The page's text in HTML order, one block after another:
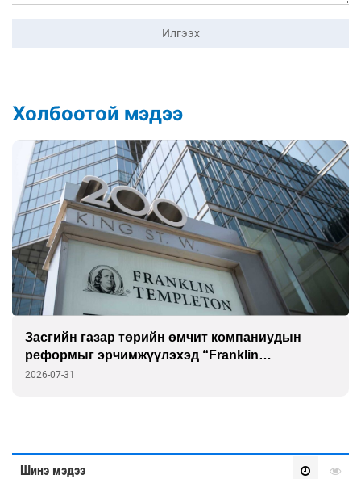
Илгээх
Холбоотой мэдээ
Засгийн газар төрийн өмчит компаниудын
реформыг эрчимжүүлэхэд “Franklin
Templeton”-той хамтарна
2026-07-31
Шинэ мэдээ